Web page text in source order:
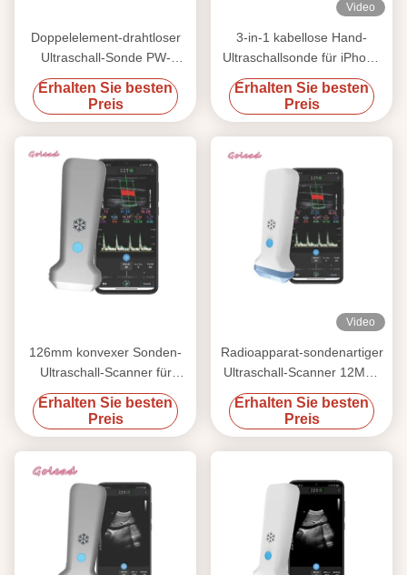
Doppelelement-drahtloser
Ultraschall-Sonde PW-
Anzeigemodus kopf IOS 128
Erhalten Sie besten
Preis
Video
3-in-1 kabellose Hand-
Ultraschallsonde für iPhone
mit konvexer, linearer und
kardialer Bildgebung
Erhalten Sie besten
Preis
126mm konvexer Sonden-
Ultraschall-Scanner für
Gefäß-MSK-Nerv
Erhalten Sie besten
Preis
Video
Radioapparat-sondenartiger
Ultraschall-Scanner 12MHz
3000mAh für Iphone
Erhalten Sie besten
Preis